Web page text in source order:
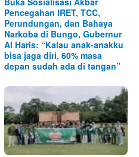
Pencegahan IRET, TCC,
Perundungan, dan Bahaya
Narkoba di Bungo, Gubernur
Al Haris: “Kalau anak-anakku
bisa jaga diri, 60% masa
depan sudah ada di tangan”